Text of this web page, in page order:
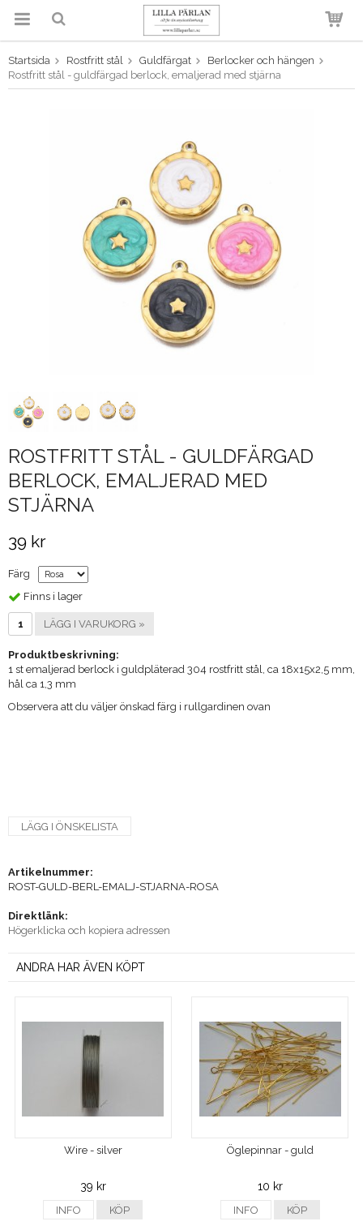
Produkten har blivit tillagd i
varukorgen
Startsida Rostfritt stål Guldfärgat
Berlocker och hängen
Rostfritt stål - guldfärgad berlock, emaljerad med stjärna
ROSTFRITT STÅL - GULDFÄRGAD
BERLOCK, EMALJERAD MED
STJÄRNA
39 kr
Färg
Finns i lager
LÄGG I VARUKORG »
Produktbeskrivning:
1 st emaljerad berlock i guldpläterad 304 rostfritt stål, ca 18x15x2,5 mm,
hål ca 1,3 mm
Observera att du väljer önskad färg i rullgardinen ovan
LÄGG I ÖNSKELISTA
Artikelnummer:
ROST-GULD-BERL-EMALJ-STJARNA-ROSA
Direktlänk:
Högerklicka och kopiera adressen
ANDRA HAR ÄVEN KÖPT
Wire - silver
39 kr
INFO KÖP
Öglepinnar - guld
10 kr
INFO KÖP